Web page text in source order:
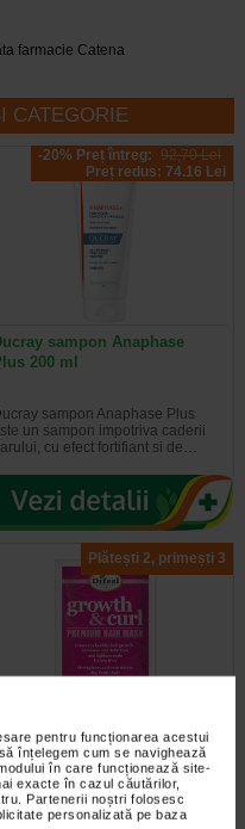
pentru funcționarea acestui
înțelegem cum se navighează
în care funcționează site-
exacte în cazul căutărilor,
Partenerii noștri folosesc
personalizată pe baza
farmacie Catena
CATEGORIE
-20% Preț întreg: 92,70 Lei
Preț redus: 74.16 Lei
sampon Anaphase
200 ml
sampon Anaphase Plus
un sampon impotriva caderii
cu efect fortifiant si de…
Plătești 2, primești 3
regeneranta cu biotina
cret, 50 g, DIFEEL
Defineste perfect firele de